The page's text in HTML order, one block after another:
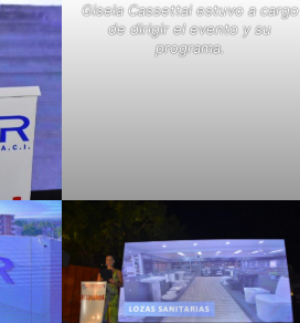
Gisela Cassettai estuvo a cargo
de dirigir el evento y su
programa.